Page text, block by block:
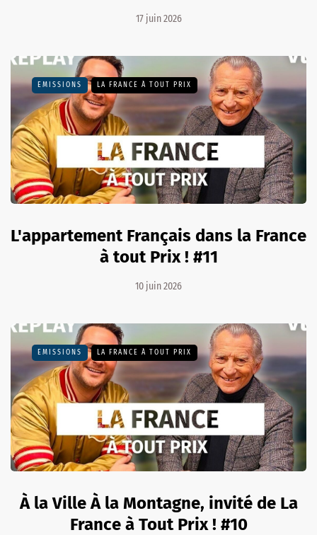
17 juin 2026
EMISSIONS LA FRANCE À TOUT PRIX
L'appartement Français dans la France
à tout Prix ! #11
10 juin 2026
EMISSIONS LA FRANCE À TOUT PRIX
À la Ville À la Montagne, invité de La
France à Tout Prix ! #10